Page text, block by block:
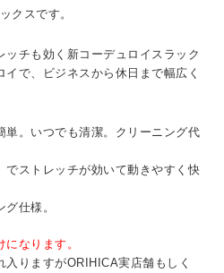
クスです。
チも効く新コーデュロイスラック
で、ビジネスから休日まで幅広く
単。いつでも清潔。クリーニング代
でストレッチが効いて動きやすく快
仕様。
なります。
りますがORIHICA実店舗もしく